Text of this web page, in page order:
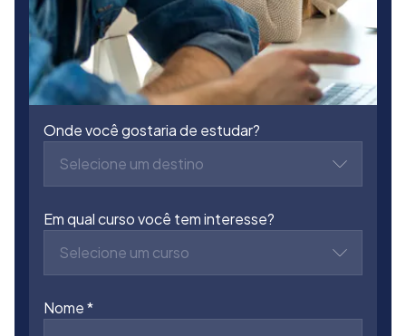
Onde você gostaria de estudar?
Selecione um destino
Em qual curso você tem interesse?
Selecione um curso
Nome